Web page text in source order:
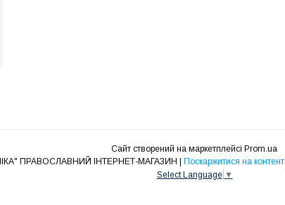
Сайт створений на маркетплейсі Prom.ua
Поскаржитися на контент
Select Language ▼